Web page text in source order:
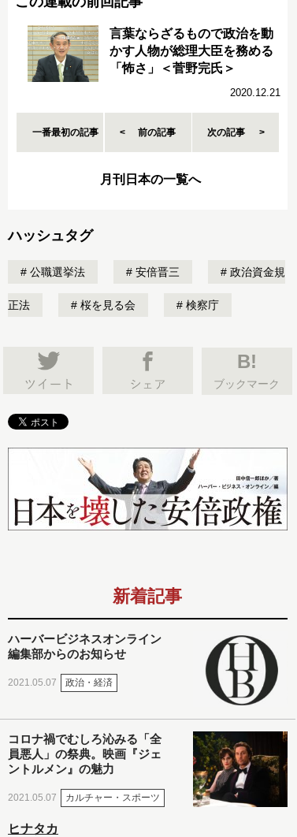
言葉ならざるもので政治を動
かす人物が総理大臣を務める
「怖さ」＜菅野完氏＞
2020.12.21
一番最初の記事 前の記事 次の記事
月刊日本の一覧へ
ハッシュタグ
公職選挙法 安倍晋三 政治資金規
正法 桜を見る会 検察庁
B!
ブックマーク
新着記事
ハーバービジネスオンライン
編集部からのお知らせ
2021.05.07 政治・経済
コロナ禍でむしろ沁みる「全
員悪人」の祭典。映画『ジェ
ントルメン』の魅力
2021.05.07 カルチャー・スポーツ
ヒナタカ